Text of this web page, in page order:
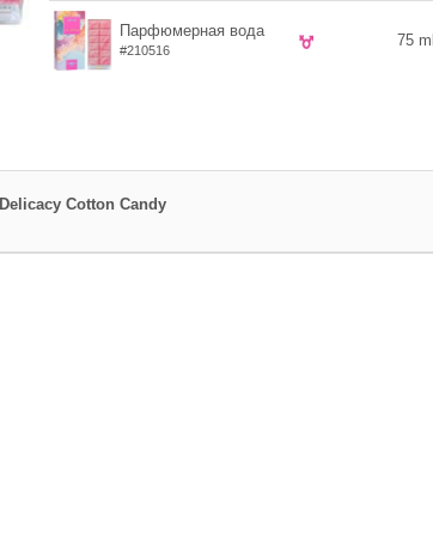
Парфюмерная вода
#210516
75 ml
Delicacy Cotton Candy